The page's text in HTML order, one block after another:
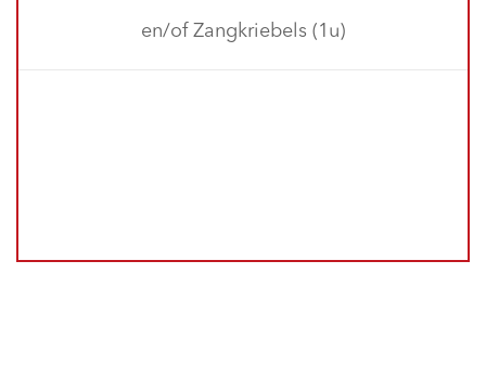
en/of Zangkriebels (1u)